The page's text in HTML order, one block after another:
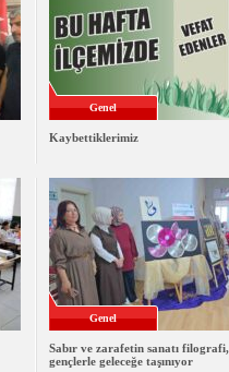
Genel
Kaybettiklerimiz
Genel
Sabır ve zarafetin sanatı filografi,
gençlerle geleceğe taşınıyor